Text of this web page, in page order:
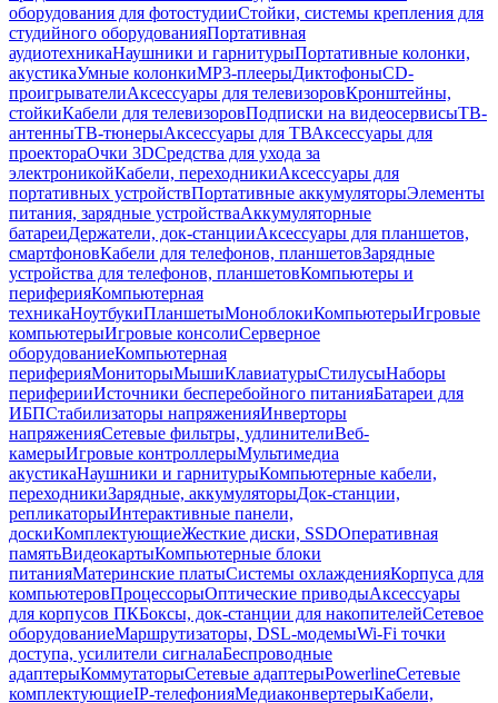
оборудования для фотостудииСтойки, системы крепления для
студийного оборудованияПортативная
аудиотехникаНаушники и гарнитурыПортативные колонки,
акустикаУмные колонкиMP3-плеерыДиктофоныCD-
проигрывателиАксессуары для телевизоровКронштейны,
стойкиКабели для телевизоровПодписки на видеосервисыТВ-
антенныТВ-тюнерыАксессуары для ТВАксессуары для
проектораОчки 3DСредства для ухода за
электроникойКабели, переходникиАксессуары для
портативных устройствПортативные аккумуляторыЭлементы
питания, зарядные устройстваАккумуляторные
батареиДержатели, док-станцииАксессуары для планшетов,
смартфоновКабели для телефонов, планшетовЗарядные
устройства для телефонов, планшетовКомпьютеры и
периферияКомпьютерная
техникаНоутбукиПланшетыМоноблокиКомпьютерыИгровые
компьютерыИгровые консолиСерверное
оборудованиеКомпьютерная
периферияМониторыМышиКлавиатурыСтилусыНаборы
периферииИсточники бесперебойного питанияБатареи для
ИБПСтабилизаторы напряженияИнверторы
напряженияСетевые фильтры, удлинителиВеб-
камерыИгровые контроллерыМультимедиа
акустикаНаушники и гарнитурыКомпьютерные кабели,
переходникиЗарядные, аккумуляторыДок-станции,
репликаторыИнтерактивные панели,
доскиКомплектующиеЖесткие диски, SSDОперативная
памятьВидеокартыКомпьютерные блоки
питанияМатеринские платыСистемы охлажденияКорпуса для
компьютеровПроцессорыОптические приводыАксессуары
для корпусов ПКБоксы, док-станции для накопителейСетевое
оборудованиеМаршрутизаторы, DSL-модемыWi-Fi точки
доступа, усилители сигналаБеспроводные
адаптерыКоммутаторыСетевые адаптерыPowerlineСетевые
комплектующиеIP-телефонияМедиаконвертерыКабели,